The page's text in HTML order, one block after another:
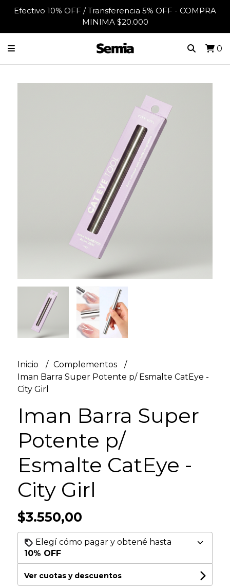
Efectivo 10% OFF / Transferencia 5% OFF - COMPRA
MINIMA $20.000
0
Inicio
Complementos
Iman Barra Super Potente p/ Esmalte CatEye -
City Girl
Iman Barra Super
Potente p/
Esmalte CatEye -
City Girl
$3.550,00
Elegí cómo pagar y obtené hasta
10% OFF
Ver cuotas y descuentos